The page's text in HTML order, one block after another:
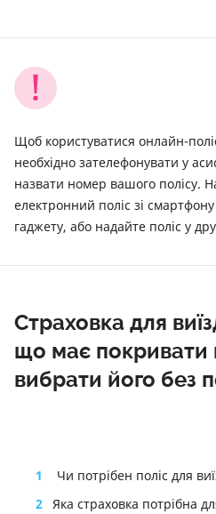
Щоб користуватися онлайн-
необхідно зателефонувати у
назвати номер вашого полісу.
електронний поліс зі
гаджету, або надайте поліс у
Страховка для
що має покривати
вибрати його без
1
Чи потрібен поліс для
2 Яка страховка потрібна